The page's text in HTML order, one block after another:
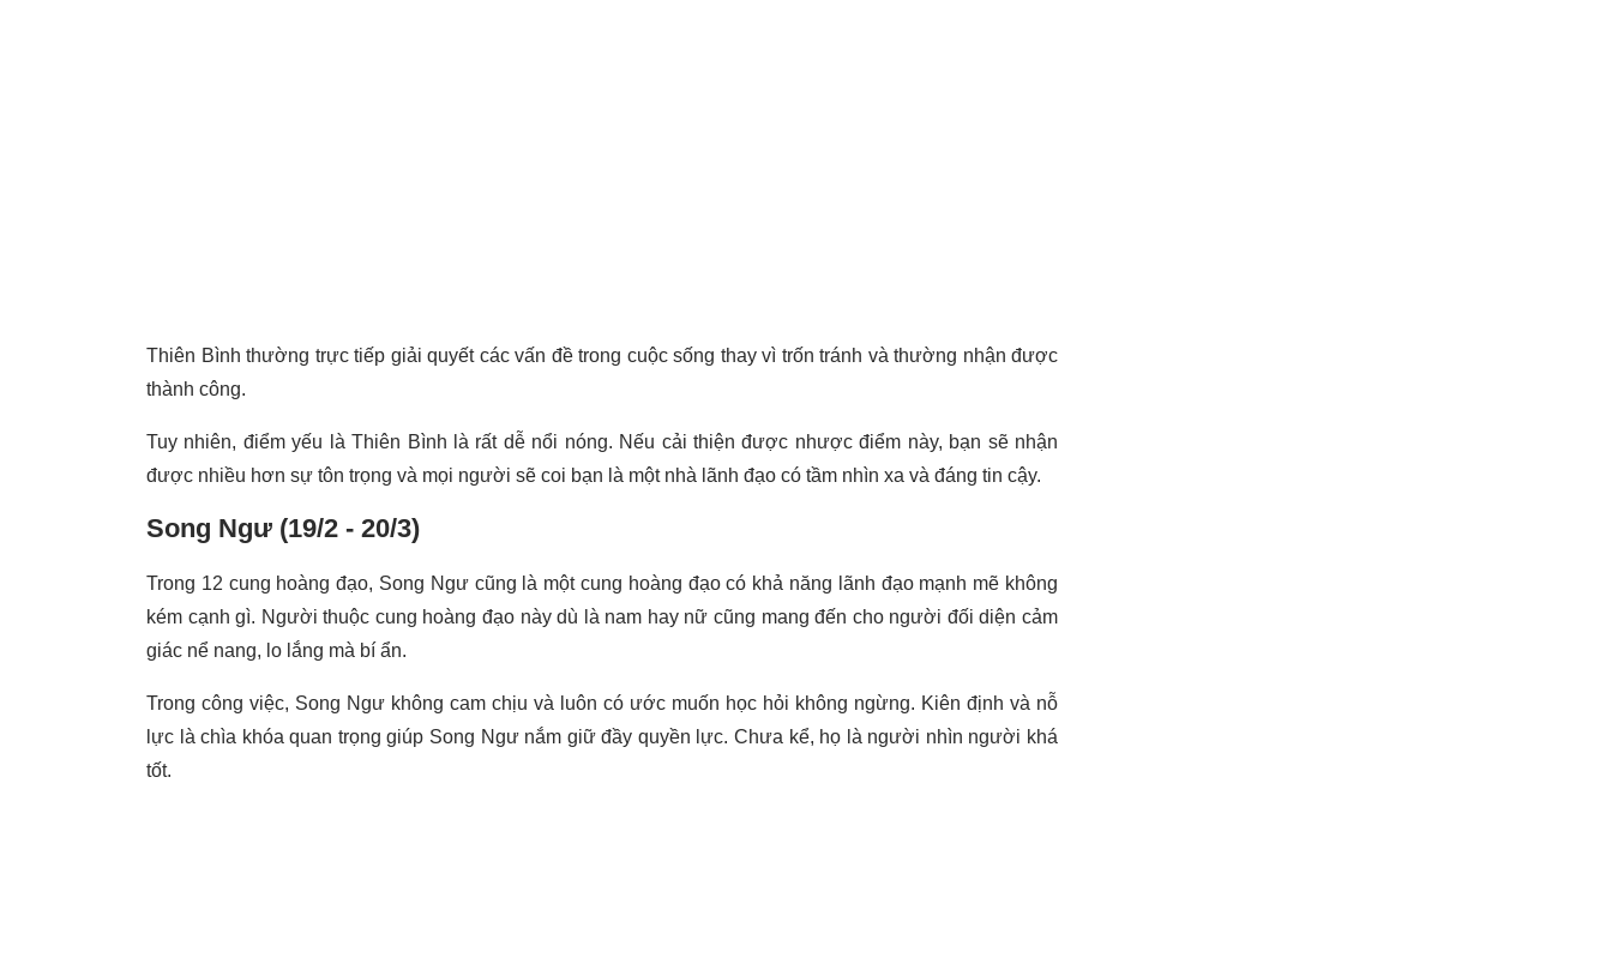
Thiên Bình thường trực tiếp giải quyết các vấn đề trong cuộc sống thay vì trốn tránh và thường nhận được
thành công.
Tuy nhiên, điểm yếu là Thiên Bình là rất dễ nổi nóng. Nếu cải thiện được nhược điểm này, bạn sẽ nhận
được nhiều hơn sự tôn trọng và mọi người sẽ coi bạn là một nhà lãnh đạo có tầm nhìn xa và đáng tin cậy.
Song Ngư (19/2 - 20/3)
Trong 12 cung hoàng đạo, Song Ngư cũng là một cung hoàng đạo có khả năng lãnh đạo mạnh mẽ không
kém cạnh gì. Người thuộc cung hoàng đạo này dù là nam hay nữ cũng mang đến cho người đối diện cảm
giác nể nang, lo lắng mà bí ẩn.
Trong công việc, Song Ngư không cam chịu và luôn có ước muốn học hỏi không ngừng. Kiên định và nỗ
lực là chìa khóa quan trọng giúp Song Ngư nắm giữ đầy quyền lực. Chưa kể, họ là người nhìn người khá
tốt.